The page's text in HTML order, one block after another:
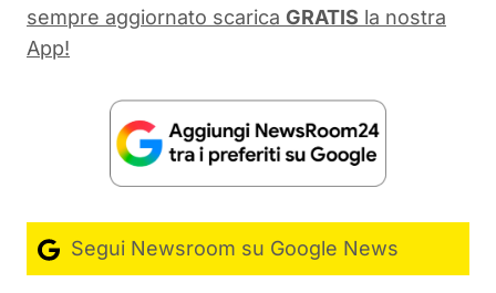
sempre aggiornato scarica GRATIS la nostra
App!
Segui Newsroom su Google News